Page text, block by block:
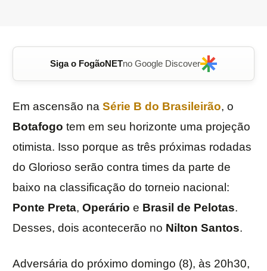
Siga o FogãoNETno Google Discover
Em ascensão na Série B do Brasileirão, o
Botafogo tem em seu horizonte uma projeção
otimista. Isso porque as três próximas rodadas
do Glorioso serão contra times da parte de
baixo na classificação do torneio nacional:
Ponte Preta, Operário e Brasil de Pelotas.
Desses, dois acontecerão no Nilton Santos.
Adversária do próximo domingo (8), às 20h30,